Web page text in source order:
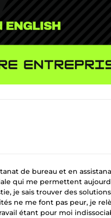
de bureau et en
qui me permettent
je sais trouver des
ne me font pas peur, je
étant pour moi